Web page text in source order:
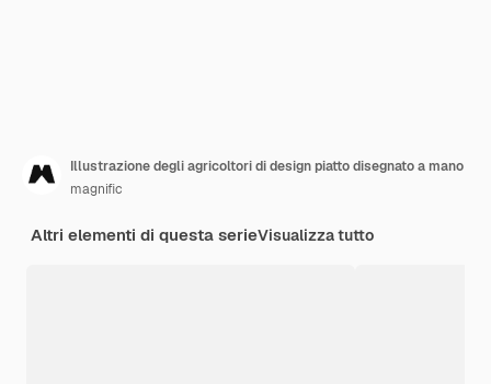
Illustrazione degli agricoltori di design piatto disegnato a mano
magnific
Altri elementi di questa serieVisualizza tutto